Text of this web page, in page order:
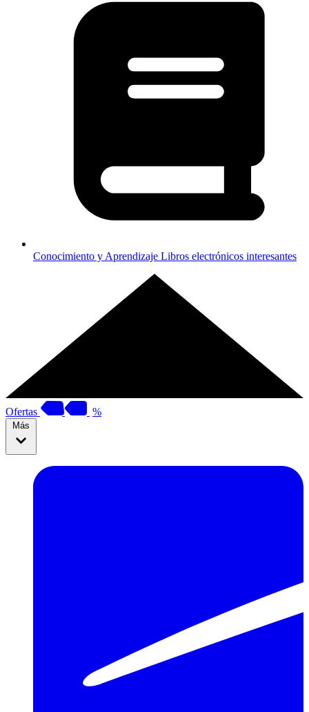
Conocimiento y Aprendizaje Libros electrónicos interesantes
Ofertas %
Más